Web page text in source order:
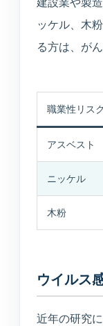
建設業や製
ッケル、木
る方は、が
職業性リス
アスベスト
ニッケル
木粉
ウイルス
近年の研究